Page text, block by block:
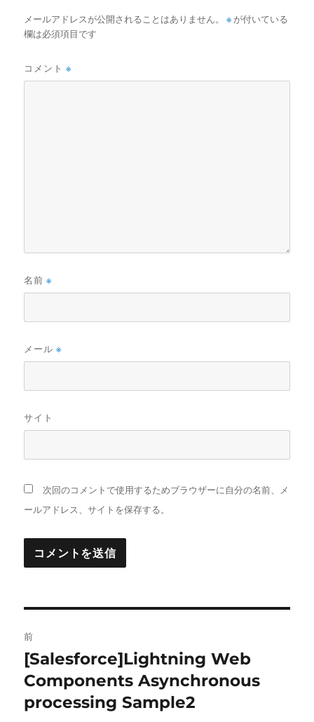
メールアドレスが公開されることはありません。 ※ が付いている
欄は必須項目です
コメント※
名前※
メール※
サイト
次回のコメントで使用するためブラウザーに自分の名前、メ
ールアドレス、サイトを保存する。
稿
ナ
ビ
前
前
の
投
[Salesforce]Lightning Web
Components Asynchronous
processing Sample2